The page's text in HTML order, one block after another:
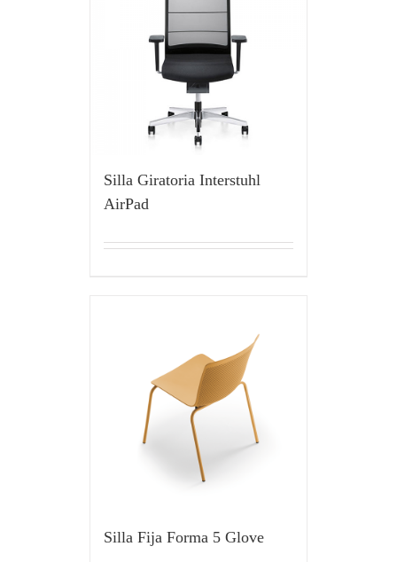
Silla Giratoria Interstuhl
AirPad
Silla Fija Forma 5 Glove